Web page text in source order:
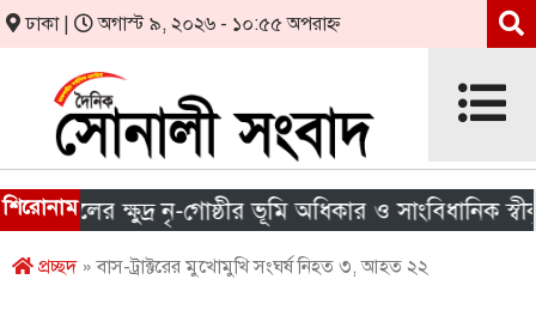
ঢাকা | অগাস্ট ৯, ২০২৬ - ১০:৫৫ অপরাহ্ন
শিরোনাম
ক্ষুদ্র নৃ-গোষ্ঠীর ভূমি অধিকার ও সাংবিধানিক স্বীকৃতির
প্রচ্ছদ» বাস-ট্রাক্টরের মুখোমুখি সংঘর্ষ নিহত ৩, আহত ২২